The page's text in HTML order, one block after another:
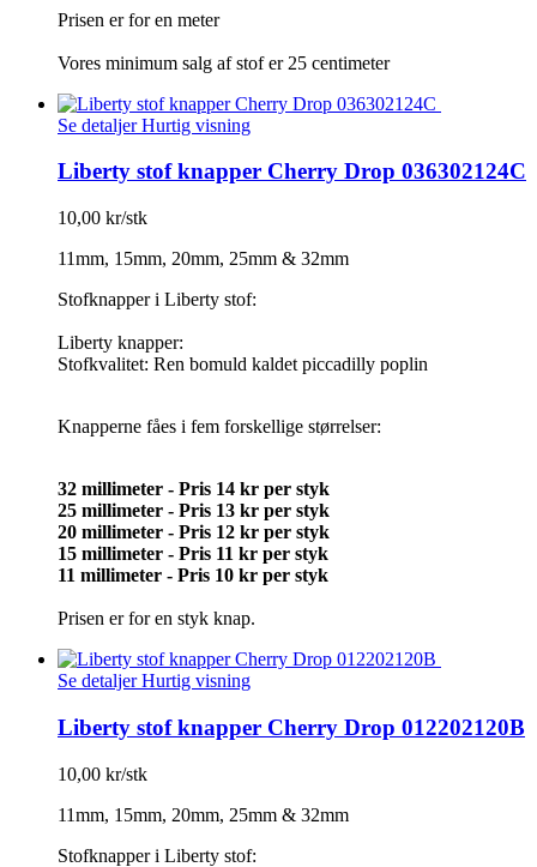
Prisen er for en meter
Vores minimum salg af stof er 25 centimeter
Se detaljerHurtig visning
Liberty stof knapper Cherry Drop 036302124C
10,00 kr/stk
11mm, 15mm, 20mm, 25mm & 32mm
Stofknapper i Liberty stof:
Liberty knapper:
Stofkvalitet: Ren bomuld kaldet piccadilly poplin
Knapperne fåes i fem forskellige størrelser:
32 millimeter - Pris 14 kr per styk
25 millimeter - Pris 13 kr per styk
20 millimeter - Pris 12 kr per styk
15 millimeter - Pris 11 kr per styk
11 millimeter - Pris 10 kr per styk
Prisen er for en styk knap.
Se detaljerHurtig visning
Liberty stof knapper Cherry Drop 012202120B
10,00 kr/stk
11mm, 15mm, 20mm, 25mm & 32mm
Stofknapper i Liberty stof: